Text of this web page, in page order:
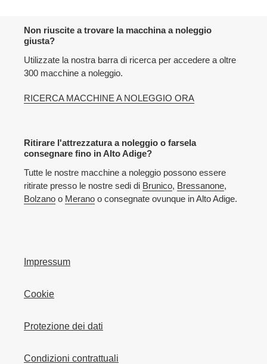
delle
macchine
Non riuscite a trovare la macchina a noleggio
giusta?
Utilizzate la nostra barra di ricerca per accedere a oltre
300 macchine a noleggio.
RICERCA MACCHINE A NOLEGGIO ORA
Ritirare l'attrezzatura a noleggio o farsela
consegnare fino in Alto Adige?
Tutte le nostre macchine a noleggio possono essere
ritirate presso le nostre sedi di Brunico, Bressanone,
Bolzano o Merano o consegnate ovunque in Alto Adige.
Impressum
Cookie
Protezione dei dati
Condizioni contrattuali